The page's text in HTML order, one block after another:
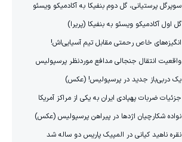
سوپرگل پرستیانی، گل دوم بنفیکا به آکادمیکو ویسئو
گل اول آکادمیکو ویسئو به بنفیکا (پریرا)
انگیزه‌های خاص رحمتی مقابل تیم‌ آسیایی‌اش!
واقعیت انتقال جنجالی مدافع موردنظر پرسپولیس
یک دربی‌باز جدید در پرسپولیس! (عکس)
جزئیات ضربات پهپادی ایران به یکی از مراکز آمریکا
نواده شکارچیان اژدها در پیراهن پرسپولیس (عکس)
نقره ناهید کیانی در المپیک پاریس دو ساله شد